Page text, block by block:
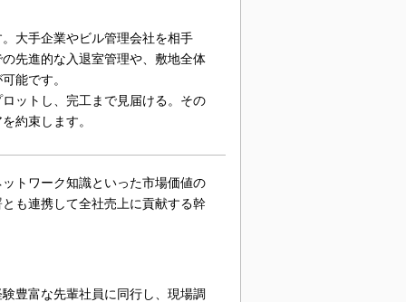
大手企業やビル管理会社を相手
先進的な入退室管理や、敷地全体
能です。
ットし、完工まで見届ける。その
約束します。
トワーク知識といった市場価値の
も連携して全社売上に貢献する幹
豊富な先輩社員に同行し、現場調